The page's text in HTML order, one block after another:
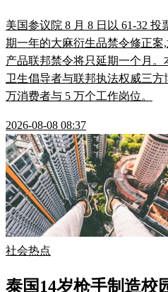
美国参议院 8 月 8 日以 61-32
期一年的大麻衍生品禁令修正案
产品联邦禁令将只延期一个月。
卫生倡导者与联邦执法权威三方
万消费者与 5 万个工作岗位。
2026-08-08 08:37
社会热点
泰国14岁枪手制造校